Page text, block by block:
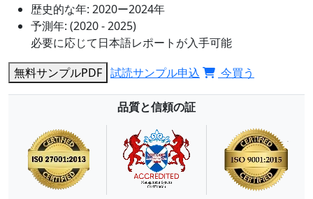
歴史的な年: 2020ー2024年
予測年: (2020 - 2025)
必要に応じて日本語レポートが入手可能
無料サンプルPDF 試読サンプル申込 今買う
品質と信頼の証